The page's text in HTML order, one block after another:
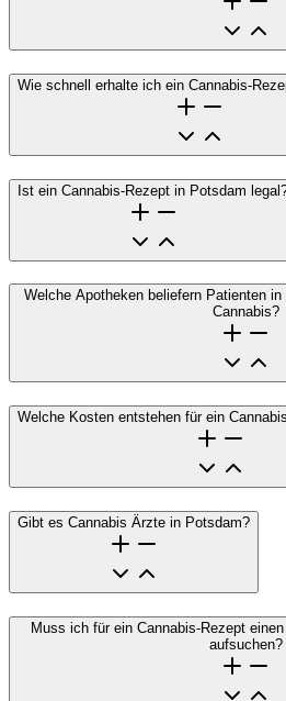
Wie schnell erhalte ich ein Cannabis-
Ist ein Cannabis-Rezept in Potsdam
Welche Apotheken beliefern Patienten
Cannabis?
Welche Kosten entstehen für ein
Gibt es Cannabis Ärzte in Potsdam?
Muss ich für ein Cannabis-Rezept
aufsuchen?